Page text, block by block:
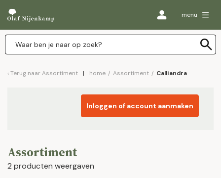
menu
Terug naar Assortiment home / Assortiment / Calliandra
Inloggen of account aanmaken
Assortiment
2 producten weergaven